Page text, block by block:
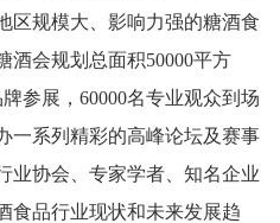
区规模大、影响力强的糖酒食
酒会规划总面积50000平方
参展，60000名专业观众到场
一系列精彩的高峰论坛及赛事
业协会、专家学者、知名企业
食品行业现状和未来发展趋